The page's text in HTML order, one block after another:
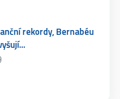
rekordy, Bernabéu